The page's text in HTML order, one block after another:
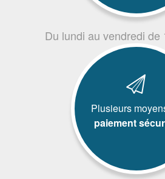
Du lundi au vendredi de
Plusieurs
paiement